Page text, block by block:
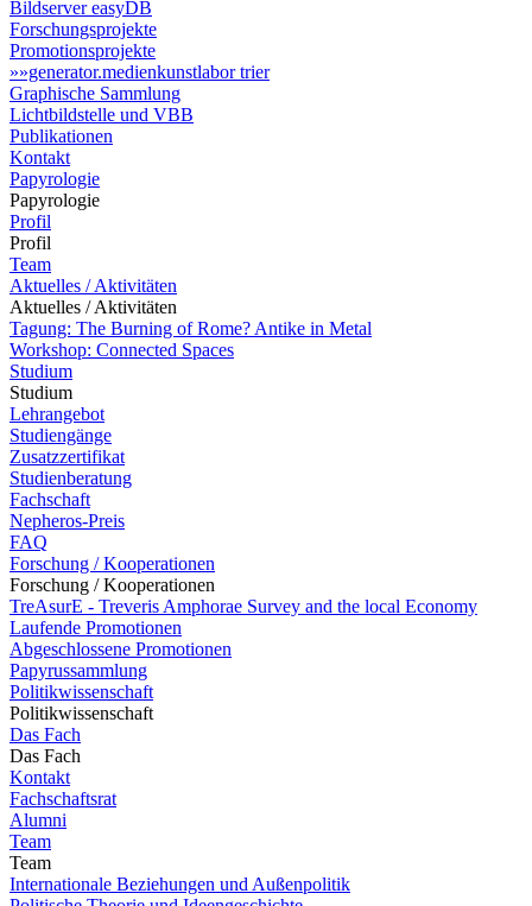
Bildserver easyDB
Forschungsprojekte
Promotionsprojekte
»»generator.medienkunstlabor trier
Graphische Sammlung
Lichtbildstelle und VBB
Publikationen
Kontakt
Papyrologie
Papyrologie
Profil
Profil
Team
Aktuelles / Aktivitäten
Aktuelles / Aktivitäten
Tagung: The Burning of Rome? Antike in Metal
Workshop: Connected Spaces
Studium
Studium
Lehrangebot
Studiengänge
Zusatzzertifikat
Studienberatung
Fachschaft
Nepheros-Preis
FAQ
Forschung / Kooperationen
Forschung / Kooperationen
TreAsurE - Treveris Amphorae Survey and the local Economy
Laufende Promotionen
Abgeschlossene Promotionen
Papyrussammlung
Politikwissenschaft
Politikwissenschaft
Das Fach
Das Fach
Kontakt
Fachschaftsrat
Alumni
Team
Team
Internationale Beziehungen und Außenpolitik